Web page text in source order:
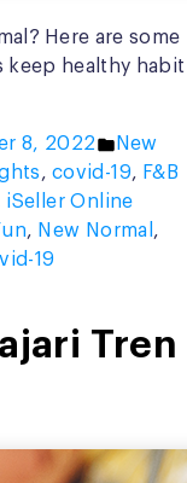
Here are some
keep healthy habit
8, 2022
Posted
in
New
, covid-19, F&B
iSeller Online
, New Normal ,
19
Tren